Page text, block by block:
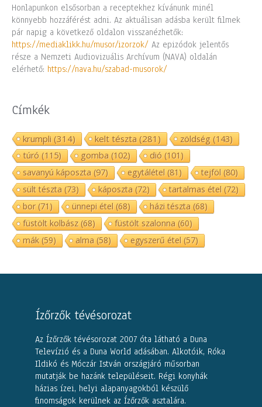
Honlapunkon elsősorban a receptekhez kívánunk minél
könnyebb hozzáférést adni. Az aktuálisan adásba került filmek
pár napig a következő oldalon visszanézhetők:
https://mediaklikk.hu/musor/izorzok/ Az epizódok jelentős
része a Nemzeti Audiovizuális Archívum (NAVA) oldalán
elérhető: https://nava.hu/szabad-musorok/
Címkék
krumpli(314) kelt tészta(281) zöldség(143)
túró (115) gomba (102) dió (101)
savanyú káposzta (97) egytálétel (81) tejföl (80)
sült tészta (73) káposzta (72) tartalmas étel (72)
bor(71) ünnepi étel (68) házi tészta (68)
füstölt kolbász(68) füstölt szalonna (60)
mák(59) alma (58) egyszerű étel (57)
Ízőrzők tévésorozat
Az Ízőrzők tévésorozat 2007 óta látható a Duna
Televízió és a Duna World adásában. Alkotóik, Róka
Ildikó és Móczár István országjáró műsorban
mutatják be hazánk településeit. Régi konyhák
házias ízei, helyi alapanyagokból készülő
finomságok kerülnek az Ízőrzők asztalára.